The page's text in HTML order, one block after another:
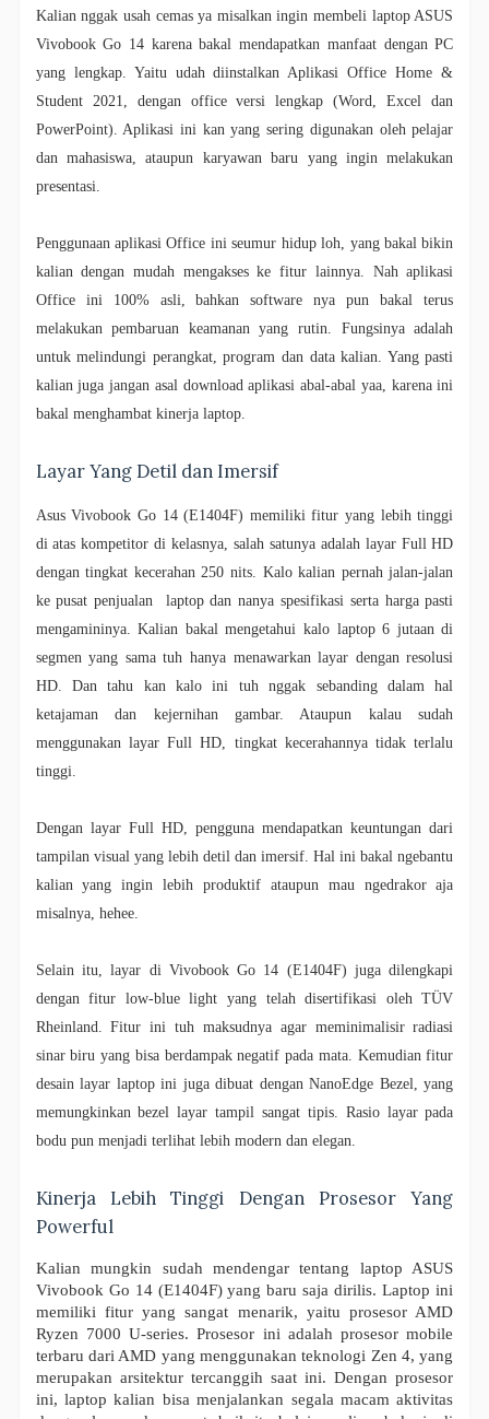
Kalian nggak usah cemas ya misalkan ingin membeli laptop ASUS
Vivobook Go 14 karena bakal mendapatkan manfaat dengan PC
yang lengkap. Yaitu udah diinstalkan Aplikasi Office Home &
Student 2021, dengan office versi lengkap (Word, Excel dan
PowerPoint). Aplikasi ini kan yang sering digunakan oleh pelajar
dan mahasiswa, ataupun karyawan baru yang ingin melakukan
presentasi.
Penggunaan aplikasi Office ini seumur hidup loh, yang bakal bikin
kalian dengan mudah mengakses ke fitur lainnya. Nah aplikasi
Office ini 100% asli, bahkan software nya pun bakal terus
melakukan pembaruan keamanan yang rutin. Fungsinya adalah
untuk melindungi perangkat, program dan data kalian. Yang pasti
kalian juga jangan asal download aplikasi abal-abal yaa, karena ini
bakal menghambat kinerja laptop.
Layar Yang Detil dan Imersif
Asus Vivobook Go 14 (E1404F) memiliki fitur yang lebih tinggi
di atas kompetitor di kelasnya, salah satunya adalah layar Full HD
dengan tingkat kecerahan 250 nits. Kalo kalian pernah jalan-jalan
ke pusat penjualan laptop dan nanya spesifikasi serta harga pasti
mengamininya. Kalian bakal mengetahui kalo laptop 6 jutaan di
segmen yang sama tuh hanya menawarkan layar dengan resolusi
HD. Dan tahu kan kalo ini tuh nggak sebanding dalam hal
ketajaman dan kejernihan gambar. Ataupun kalau sudah
menggunakan layar Full HD, tingkat kecerahannya tidak terlalu
tinggi.
Dengan layar Full HD, pengguna mendapatkan keuntungan dari
tampilan visual yang lebih detil dan imersif. Hal ini bakal ngebantu
kalian yang ingin lebih produktif ataupun mau ngedrakor aja
misalnya, hehee.
Selain itu, layar di Vivobook Go 14 (E1404F) juga dilengkapi
dengan fitur low-blue light yang telah disertifikasi oleh TÜV
Rheinland. Fitur ini tuh maksudnya agar meminimalisir radiasi
sinar biru yang bisa berdampak negatif pada mata. Kemudian fitur
desain layar laptop ini juga dibuat dengan NanoEdge Bezel, yang
memungkinkan bezel layar tampil sangat tipis. Rasio layar pada
bodu pun menjadi terlihat lebih modern dan elegan.
Kinerja Lebih Tinggi Dengan Prosesor Yang
Powerful
Kalian mungkin sudah mendengar tentang laptop ASUS
Vivobook Go 14 (E1404F) yang baru saja dirilis. Laptop ini
memiliki fitur yang sangat menarik, yaitu prosesor AMD
Ryzen 7000 U-series. Prosesor ini adalah prosesor mobile
terbaru dari AMD yang menggunakan teknologi Zen 4, yang
merupakan arsitektur tercanggih saat ini. Dengan prosesor
ini, laptop kalian bisa menjalankan segala macam aktivitas